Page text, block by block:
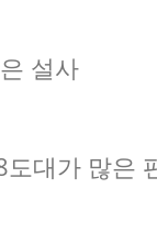
설사
대가 많은